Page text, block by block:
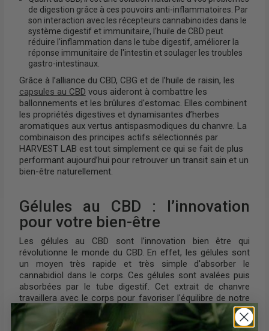
de digestion grâce à ces pouvoirs anti-inflammatoires. Par
son interaction avec les récepteurs cannabinoïdes dans le
système digestif et immunitaire, l'huile de CBD peut
réduire l'inflammation dans le tube digestif, améliorer la
réponse immunitaire de l'intestin et soulager les troubles
gastro-intestinaux.
Grâce à l’alliance du CBD, CBG et de l’huile de raisin, les
capsules au CBD vous aideront à combattre les
ballonnements et les brûlures d'estomac. Elles combinent
les propriétés digestives et dynamisantes d’herbes
aromatiques aux vertus antispasmodiques du chanvre. La
combinaison des principes actifs sélectionnés par
HARVEST LAB est tout simplement ce qui se fait de plus
performant aujourd’hui pour retrouver un transit sain et un
bien-être naturellement.
Gélules au CBD : l’innovation
pour votre bien-être
Les gélules au CBD sont l’innovation bien être qui
révolutionne le monde du CBD. En effet, les gélules sont
un moyen très rapide et très simple d'absorber le
cannabidiol dans le corps. Ces gélules sont avalées puis
absorbées par le tube digestif. Cet extrait de chanvre
travaillera avec le corps pour favoriser l'équilibre de notre
système digestif, de notre fonction cérébrale, de notre
système immunitaire, de notre système nerveux, etc.